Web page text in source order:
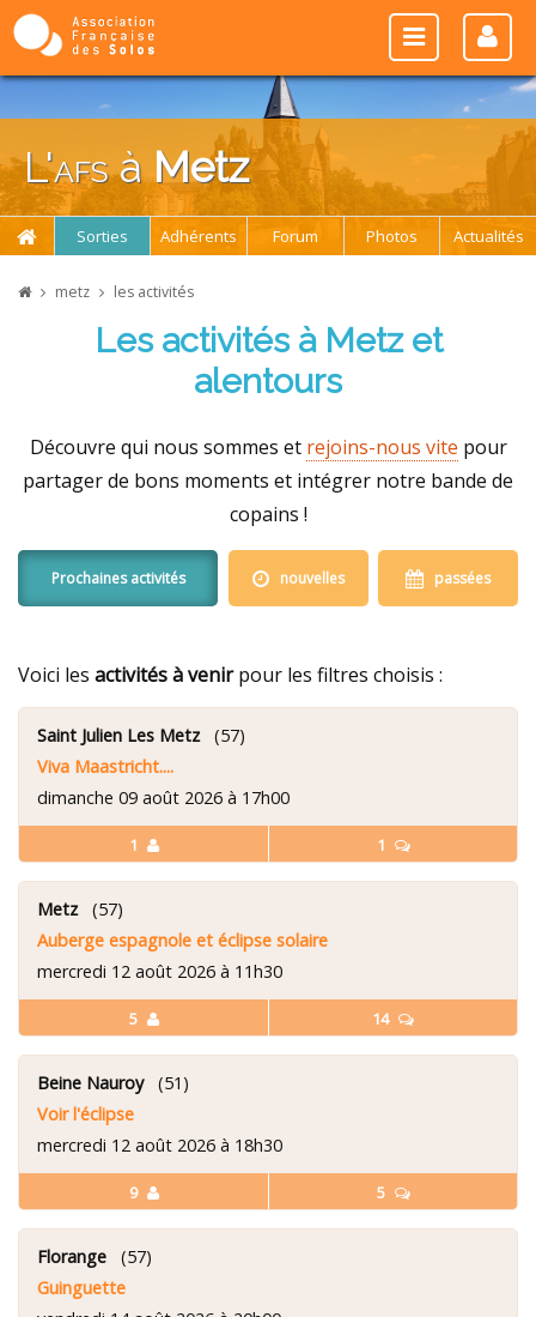
L'afsàMetz
Sorties Adhérents Forum Photos Actualités
metz les activités
Les activités à Metz et
alentours
Découvre qui nous sommes et rejoins-nous vite pour
partager de bons moments et intégrer notre bande de
copains !
Prochaines activités nouvelles passées
Voici les activités à venirpour les filtres choisis :
1 1
Saint Julien Les Metz(57)
Viva Maastricht....
dimanche 09 août 2026 à 17h00
5 14
Metz(57)
Auberge espagnole et éclipse solaire
mercredi 12 août 2026 à 11h30
9 5
Beine Nauroy(51)
Voir l'éclipse
mercredi 12 août 2026 à 18h30
Florange (57)
Guinguette